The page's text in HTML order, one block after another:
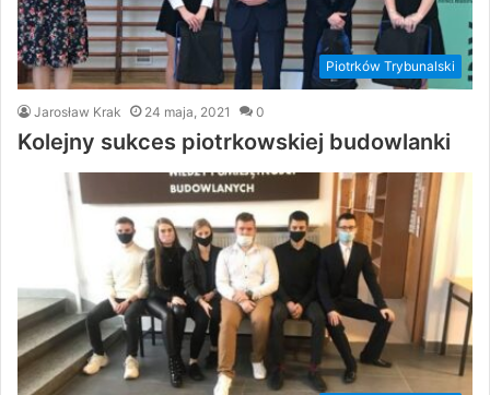
Piotrków Trybunalski
Jarosław Krak 24 maja, 2021 0
Kolejny sukces piotrkowskiej budowlanki